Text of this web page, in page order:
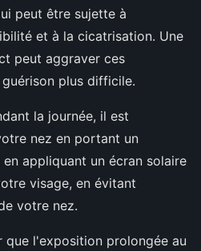
peut être sujette à
et à la cicatrisation. Une
peut aggraver ces
plus difficile.
la journée, il est
nez en portant un
appliquant un écran solaire
visage, en évitant
votre nez.
l'exposition prolongée au